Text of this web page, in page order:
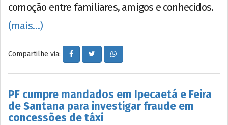
comoção entre familiares, amigos e conhecidos.
(mais…)
Compartilhe via:
PF cumpre mandados em Ipecaetá e Feira
de Santana para investigar fraude em
concessões de táxi